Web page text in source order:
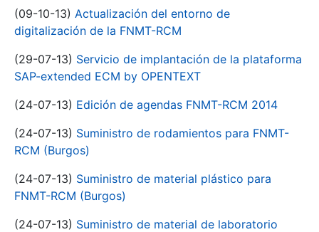
(09-10-13) Actualización del entorno de
digitalización de la FNMT-RCM
(29-07-13) Servicio de implantación de la plataforma
SAP-extended ECM by OPENTEXT
(24-07-13) Edición de agendas FNMT-RCM 2014
(24-07-13) Suministro de rodamientos para FNMT-
RCM (Burgos)
(24-07-13) Suministro de material plástico para
FNMT-RCM (Burgos)
(24-07-13) Suministro de material de laboratorio